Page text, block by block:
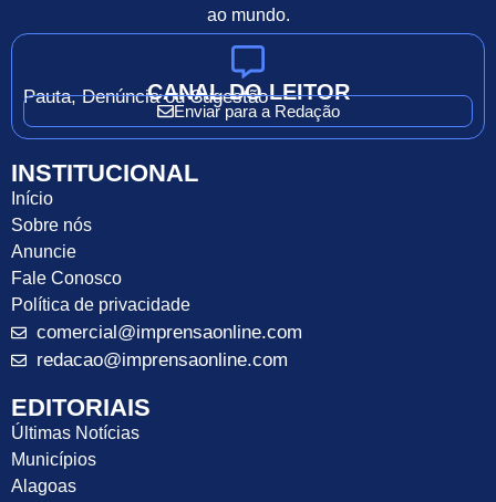
ao mundo.
CANAL DO LEITOR
Pauta, Denúncia ou Sugestão
Enviar para a Redação
INSTITUCIONAL
Início
Sobre nós
Anuncie
Fale Conosco
Política de privacidade
comercial@imprensaonline.com
redacao@imprensaonline.com
EDITORIAIS
Últimas Notícias
Municípios
Alagoas